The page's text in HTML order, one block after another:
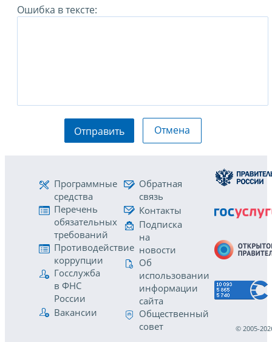
Ошибка в тексте:
Отправить Отмена
Программные
средства
Перечень
обязательных
требований
Противодействие
коррупции
Госслужба
в ФНС
России
Вакансии
Обратная
связь
Контакты
Подписка
на
новости
Об
использовании
информации
сайта
Общественный
совет
© 2005-